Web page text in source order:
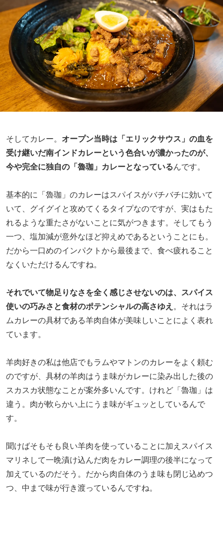
そしてカレー。 オープン当時は「エリックサウス」の血を
受け継いだ南インドカレーという色合いが濃かったのが、
今や完全に独自の「魯珈」カレーとなっているんです。
基本的に「魯珈」のカレーはスパイスがバチバチに効いて
いて、グイグイと攻めてくるタイプなのですが、実はもた
れるような重たさがないことに気がつきます。そしてもう
一つ、塩加減が意外なほど抑えめであるということにも。
だから一口めのインパクトから最後まで、食べ疲れること
なくいただけるんですね。
それでいて物足りなさを全く感じさせないのは、スパイス
使いの巧みさと食材のポテンシャルの高さゆえ 。それはラ
ムカレーの具材である羊肉自体が美味しいことによく表れ
ています。
羊肉好きの私は他店でもラムやマトンのカレーをよく頼む
のですが、具材の羊肉はうま味がカレーに染み出した後の
スカスカ状態なことが案外多いんです。けれど「魯珈」は
違う。肉が軟らかい上にうま味がギュッとしているんで
す。
聞けばそもそも良い羊肉を使っていることに加えスパイス
マリネして一晩漬け込んだ肉をカレー調理の後半になって
加えているのだそう。だから肉自体のうま味も閉じ込めつ
つ、中まで味が行き渡っているんですね。